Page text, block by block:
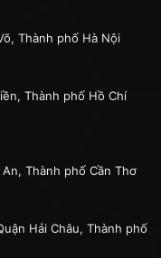
Thành phố Hà Nội
Thành phố Hồ Chí
Thành phố Cần Thơ
Hải Châu, Thành phố